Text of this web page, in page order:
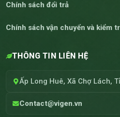
Chính sách đổi trả
Chính sách vận chuyển và kiểm
THÔNG TIN LIÊN HỆ
Ấp Long Huê, Xã Chợ Lách,
Contact@vigen.vn